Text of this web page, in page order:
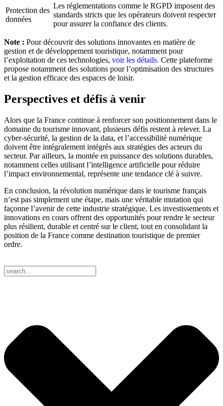
Protection des
données
Les réglementations comme le RGPD imposent des
standards stricts que les opérateurs doivent respecter
pour assurer la confiance des clients.
Note : Pour découvrir des solutions innovantes en matière de
gestion et de développement touristique, notamment pour
l’exploitation de ces technologies, voir les détails. Cette plateforme
propose notamment des solutions pour l’optimisation des structures
et la gestion efficace des espaces de loisir.
Perspectives et défis à venir
Alors que la France continue à renforcer son positionnement dans le
domaine du tourisme innovant, plusieurs défis restent à relever. La
cyber-sécurité, la gestion de la data, et l’accessibilité numérique
doivent être intégralement intégrés aux stratégies des acteurs du
secteur. Par ailleurs, la montée en puissance des solutions durables,
notamment celles utilisant l’intelligence artificielle pour réduire
l’impact environnemental, représente une tendance clé à suivre.
En conclusion, la révolution numérique dans le tourisme français
n’est pas simplement une étape, mais une véritable mutation qui
façonne l’avenir de cette industrie stratégique. Les investissements et
innovations en cours offrent des opportunités pour rendre le secteur
plus résilient, durable et centré sur le client, tout en consolidant la
position de la France comme destination touristique de premier
ordre.